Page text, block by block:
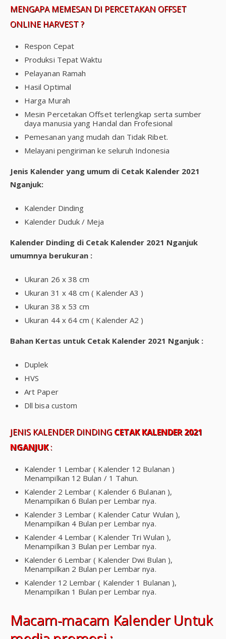
MENGAPA MEMESAN DI PERCETAKAN OFFSET
ONLINE HARVEST ?
Respon Cepat
Produksi Tepat Waktu
Pelayanan Ramah
Hasil Optimal
Harga Murah
Mesin Percetakan Offset terlengkap serta sumber
daya manusia yang Handal dan Frofesional
Pemesanan yang mudah dan Tidak Ribet.
Melayani pengiriman ke seluruh Indonesia
Jenis Kalender yang umum di Cetak Kalender 2021
Nganjuk:
Kalender Dinding
Kalender Duduk / Meja
Kalender Dinding di Cetak Kalender 2021 Nganjuk
umumnya berukuran :
Ukuran 26 x 38 cm
Ukuran 31 x 48 cm ( Kalender A3 )
Ukuran 38 x 53 cm
Ukuran 44 x 64 cm ( Kalender A2 )
Bahan Kertas untuk Cetak Kalender 2021 Nganjuk :
Duplek
HVS
Art Paper
Dll bisa custom
JENIS KALENDER DINDING CETAK KALENDER 2021
NGANJUK:
Kalender 1 Lembar ( Kalender 12 Bulanan )
Menampilkan 12 Bulan / 1 Tahun.
Kalender 2 Lembar ( Kalender 6 Bulanan ),
Menampilkan 6 Bulan per Lembar nya.
Kalender 3 Lembar ( Kalender Catur Wulan ),
Menampilkan 4 Bulan per Lembar nya.
Kalender 4 Lembar ( Kalender Tri Wulan ),
Menampilkan 3 Bulan per Lembar nya.
Kalender 6 Lembar ( Kalender Dwi Bulan ),
Menampilkan 2 Bulan per Lembar nya.
Kalender 12 Lembar ( Kalender 1 Bulanan ),
Menampilkan 1 Bulan per Lembar nya.
Macam-macam Kalender Untuk